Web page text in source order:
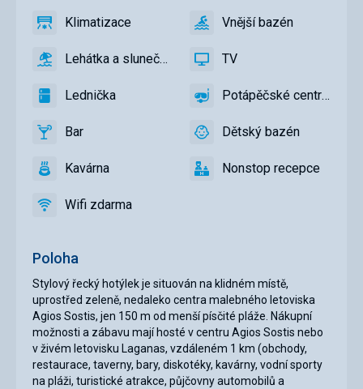
Poloha
Stylový řecký hotýlek je situován na klidném místě,
uprostřed zeleně, nedaleko centra malebného letoviska
Agios Sostis, jen 150 m od menší písčité pláže. Nákupní
možnosti a zábavu mají hosté v centru Agios Sostis nebo
v živém letovisku Laganas, vzdáleném 1 km (obchody,
restaurace, taverny, bary, diskotéky, kavárny, vodní sporty
na pláži, turistické atrakce, půjčovny automobilů a
Klimatizace
Klimatizace
ano
VnějšíVnější bazén
ano
Lehátka
slunečníky
bazénu
Lehátka a slunečníky u bazénu zdarma
ano TV TV
ano
LedničkaLednička
ano
Potápěčské
Potápěčské centrum
ano
Bar Bar
ano
DětskýDětský bazén
ano
KavárnaKavárna
ano
NonstopNonstop recepce
ano
Wifi
Wifi zdarma
ano